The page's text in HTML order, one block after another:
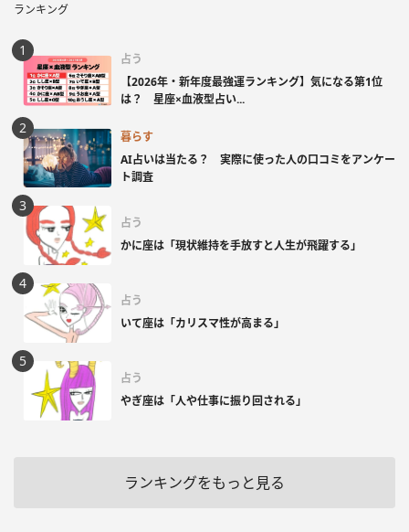
ランキング
占う
【2026年・新年度最強運ランキング】気になる第1位
は？ 星座×血液型占い...
暮らす
AI占いは当たる？ 実際に使った人の口コミをアンケー
ト調査
占う
かに座は「現状維持を手放すと人生が飛躍する」
占う
いて座は「カリスマ性が高まる」
占う
やぎ座は「人や仕事に振り回される」
ランキングをもっと見る